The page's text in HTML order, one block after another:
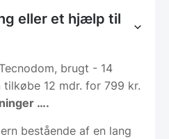
eller et hjælp til
brugt - 14
12 mdr. for 799 kr.
….
bestående af en lang